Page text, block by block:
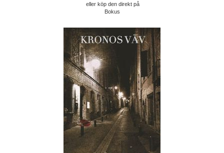
eller köp den direkt på
Bokus